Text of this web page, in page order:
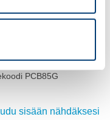
PC, Harmaa kansi
PCB85G
sisään nähdäksesi